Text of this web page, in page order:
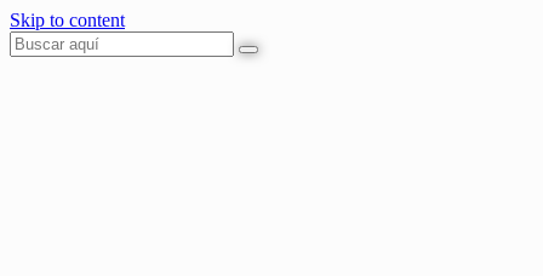
Skip to content